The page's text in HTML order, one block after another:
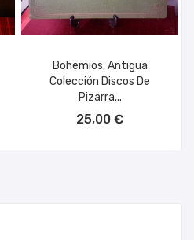
Bohemios, Antigua
Colección Discos De
Pizarra...
25,00 €